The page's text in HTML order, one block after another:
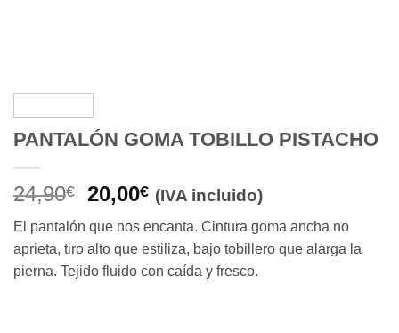
PANTALÓN GOMA TOBILLO PISTACHO
24,90€
El
original
era:
24,90€.
20,00€El
actual
es:
20,00€.
(IVA incluido)
El pantalón que nos encanta. Cintura goma ancha no
aprieta, tiro alto que estiliza, bajo tobillero que alarga la
pierna. Tejido fluido con caída y fresco.